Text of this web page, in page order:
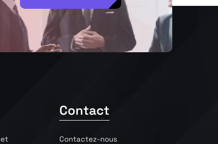
Contact
Contactez-nous